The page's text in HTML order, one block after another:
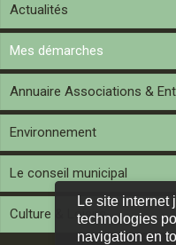
Actualités
Mes démarches
Annuaire Associations &
Environnement
Le conseil municipal
Culture & Loisirs
Le site internet
technologies
navigation en